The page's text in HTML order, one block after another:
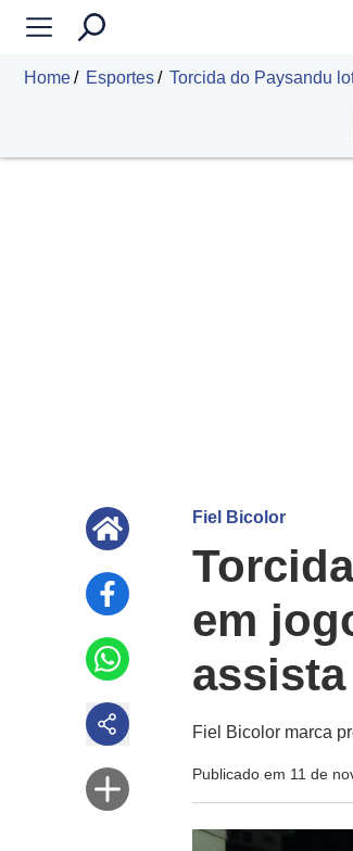
Home Esportes Torcida do Paysandu
Fiel Bicolor
em
assista
Fiel Bicolor marca
Publicado em 11 de